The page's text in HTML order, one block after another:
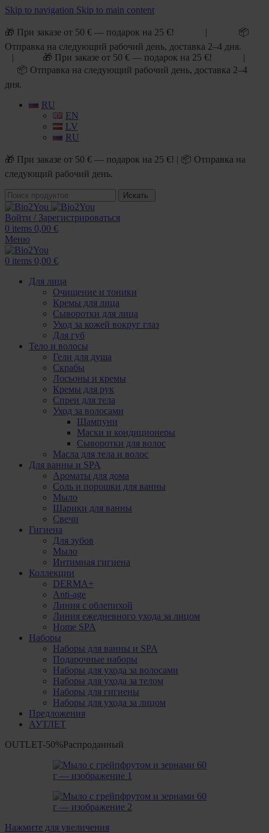
Skip to navigation Skip to main content
🎁 При заказе от 50 € — подарок на 25 €! | 📦
Отправка на следующий рабочий день, доставка 2–4 дня.
| 🎁 При заказе от 50 € — подарок на 25 €! |
📦 Отправка на следующий рабочий день, доставка 2–4
дня.
RU
EN
LV
RU
🎁 При заказе от 50 € — подарок на 25 €! | 📦 Отправка на
следующий рабочий день.
Искать
Войти / Зарегистрироваться
0 items 0,00 €
Меню
0 items 0,00 €
Для лица
Очищение и тоники
Кремы для лица
Сыворотки для лица
Уход за кожей вокруг глаз
Для губ
Тело и волосы
Гели для душа
Скрабы
Лосьоны и кремы
Кремы для рук
Спреи для тела
Уход за волосами
Шампуни
Маски и кондиционеры
Сыворотки для волос
Масла для тела и волос
Для ванны и SPA
Ароматы для дома
Соль и порошки для ванны
Мыло
Шарики для ванны
Свечи
Гигиена
Для зубов
Мыло
Интимная гигиена
Коллекции
DERMA+
Anti-age
Линия с облепихой
Линия ежедневного ухода за лицом
Home SPA
Наборы
Наборы для ванны и SPA
Подарочные наборы
Наборы для ухода за волосами
Наборы для ухода за телом
Наборы для гигиены
Наборы для ухода за лицом
Предложения
АУТЛЕТ
OUTLET-50%Распроданный
Нажмите для увеличения